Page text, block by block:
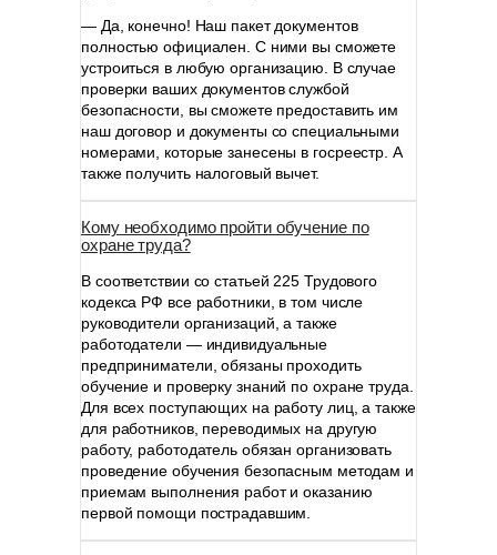
— Да, конечно! Наш пакет документов
полностью официален. С ними вы сможете
устроиться в любую организацию. В случае
проверки ваших документов службой
безопасности, вы сможете предоставить им
наш договор и документы со специальными
номерами, которые занесены в госреестр. А
также получить налоговый вычет.
Кому необходимо пройти обучение по
охране труда?
В соответствии со статьей 225 Трудового
кодекса РФ все работники, в том числе
руководители организаций, а также
работодатели — индивидуальные
предприниматели, обязаны проходить
обучение и проверку знаний по охране труда.
Для всех поступающих на работу лиц, а также
для работников, переводимых на другую
работу, работодатель обязан организовать
проведение обучения безопасным методам и
приемам выполнения работ и оказанию
первой помощи пострадавшим.